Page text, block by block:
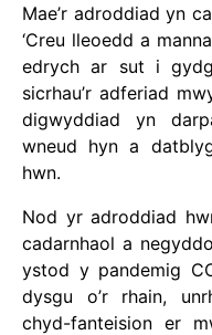
Mae’r adroddiad yn
‘Creu lleoedd a
edrych ar sut i
sicrhau’r adferiad
digwyddiad yn
wneud hyn a
hwn.
Nod yr adroddiad
cadarnhaol a
ystod y pandemig
dysgu o’r rhain,
chyd-fanteision er